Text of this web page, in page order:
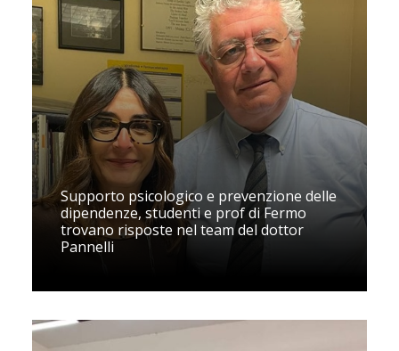
Supporto psicologico e prevenzione delle
dipendenze, studenti e prof di Fermo
trovano risposte nel team del dottor
Pannelli